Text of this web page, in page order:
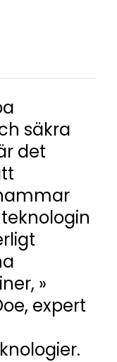
säkra
det
»
expert